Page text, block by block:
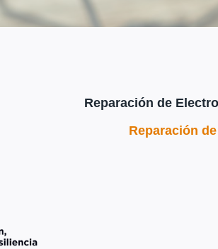
Reparación de
Reparación